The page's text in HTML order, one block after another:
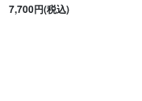
7,700円(税込)